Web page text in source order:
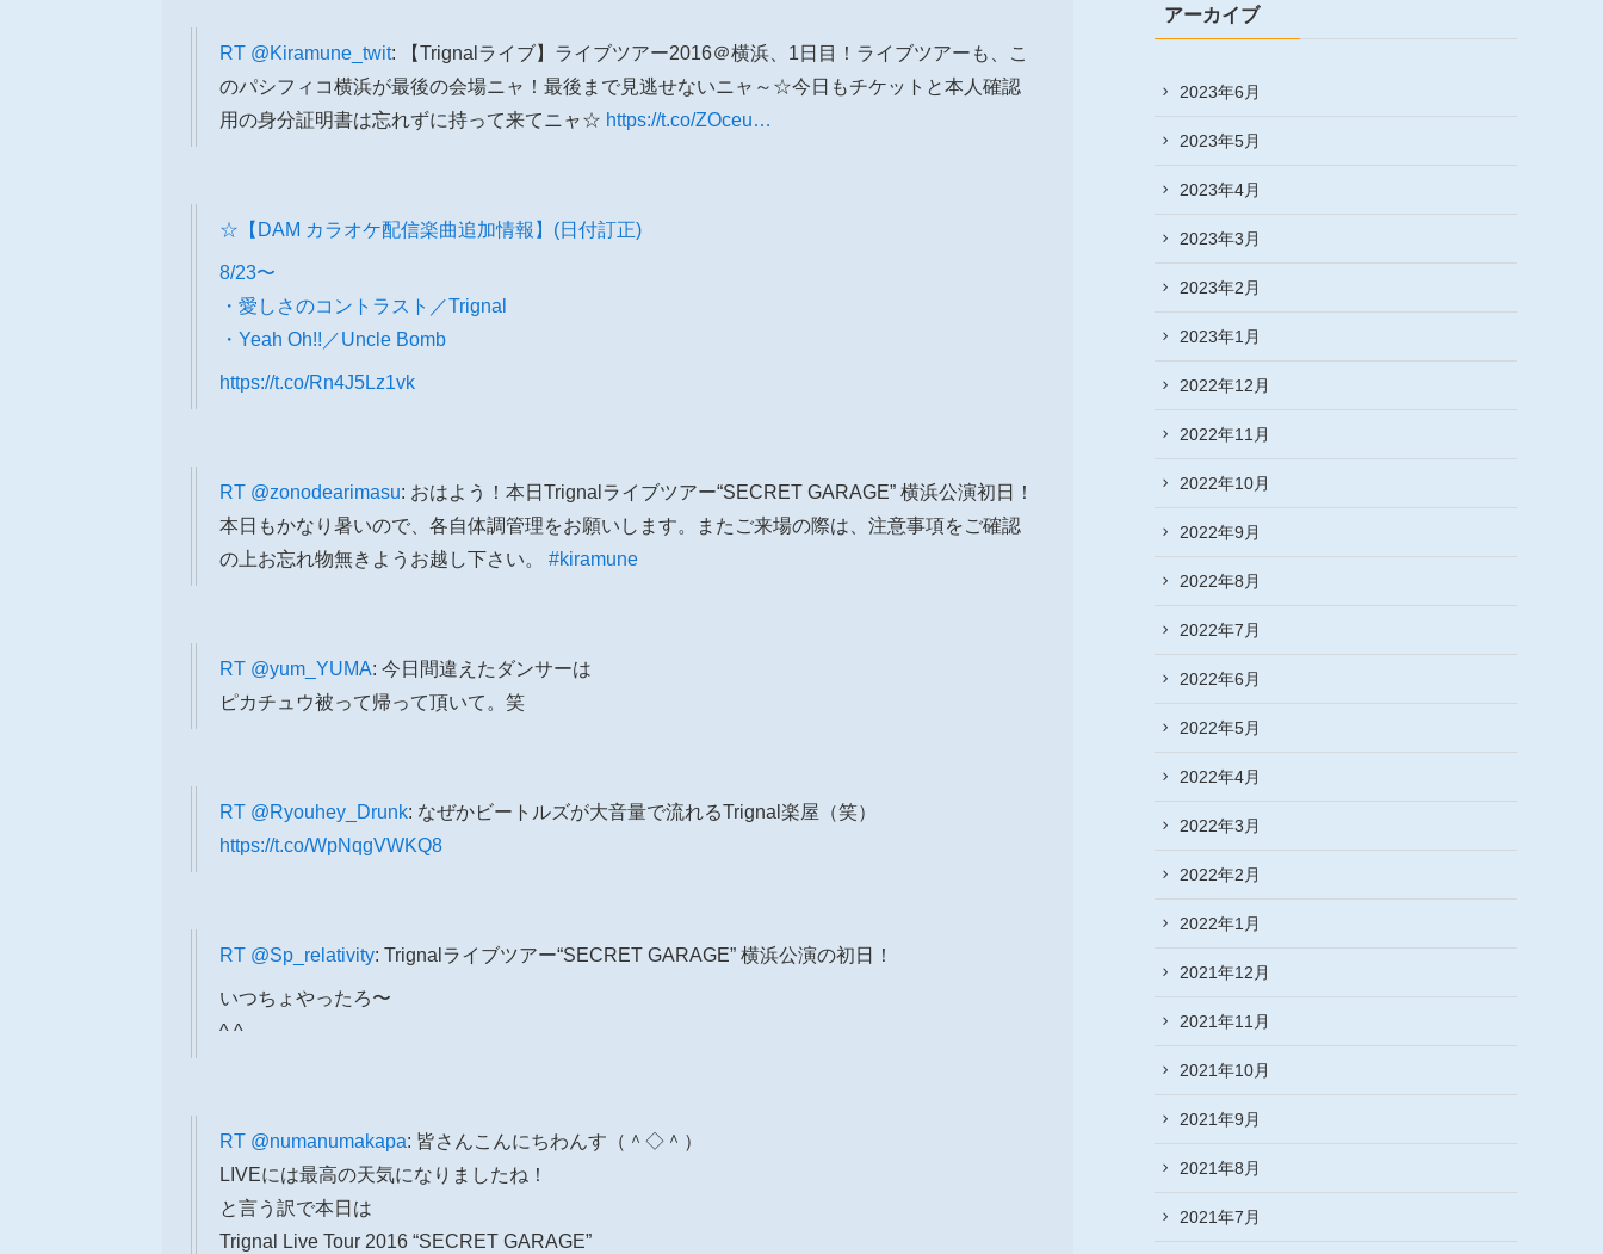
RT @Kiramune_twit: 【Trignalライブ】ライブツアー2016＠横浜、1日目！ライブツアーも、こ
のパシフィコ横浜が最後の会場ニャ！最後まで見逃せないニャ～☆今日もチケットと本人確認
用の身分証明書は忘れずに持って来てニャ☆ https://t.co/ZOceu…
☆【DAM カラオケ配信楽曲追加情報】(日付訂正)
8/23〜
・愛しさのコントラスト／Trignal
・Yeah Oh!!／Uncle Bomb
https://t.co/Rn4J5Lz1vk
RT @zonodearimasu: おはよう！本日Trignalライブツアー“SECRET GARAGE” 横浜公演初日！
本日もかなり暑いので、各自体調管理をお願いします。またご来場の際は、注意事項をご確認
の上お忘れ物無きようお越し下さい。 #kiramune
RT @yum_YUMA: 今日間違えたダンサーは
ピカチュウ被って帰って頂いて。笑
RT @Ryouhey_Drunk: なぜかビートルズが大音量で流れるTrignal楽屋（笑）
https://t.co/WpNqgVWKQ8
RT @Sp_relativity: Trignalライブツアー“SECRET GARAGE” 横浜公演の初日！
いつちょやったろ〜
^ ^
RT @numanumakapa: 皆さんこんにちわんす（＾◇＾）
LIVEには最高の天気になりましたね！
と言う訳で本日は
Trignal Live Tour 2016 “SECRET GARAGE”
アーカイブ
2023年6月
2023年5月
2023年4月
2023年3月
2023年2月
2023年1月
2022年12月
2022年11月
2022年10月
2022年9月
2022年8月
2022年7月
2022年6月
2022年5月
2022年4月
2022年3月
2022年2月
2022年1月
2021年12月
2021年11月
2021年10月
2021年9月
2021年8月
2021年7月